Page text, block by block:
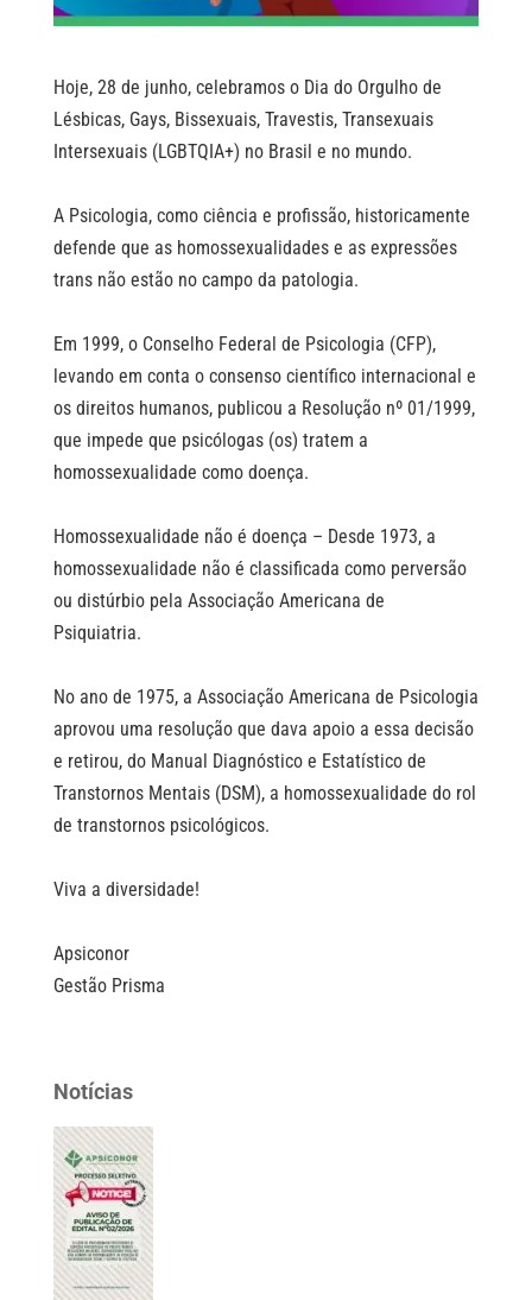
Hoje, 28 de junho, celebramos o Dia do Orgulho de
Lésbicas, Gays, Bissexuais, Travestis, Transexuais
Intersexuais (LGBTQIA+) no Brasil e no mundo.⠀
A Psicologia, como ciência e profissão, historicamente
defende que as homossexualidades e as expressões
trans não estão no campo da patologia.⠀
Em 1999, o Conselho Federal de Psicologia (CFP),
levando em conta o consenso científico internacional e
os direitos humanos, publicou a Resolução nº 01/1999,
que impede que psicólogas (os) tratem a
homossexualidade como doença.⠀
Homossexualidade não é doença – Desde 1973, a
homossexualidade não é classificada como perversão
ou distúrbio pela Associação Americana de
Psiquiatria.⠀
No ano de 1975, a Associação Americana de Psicologia
aprovou uma resolução que dava apoio a essa decisão
e retirou, do Manual Diagnóstico e Estatístico de
Transtornos Mentais (DSM), a homossexualidade do rol
de transtornos psicológicos.⠀
Viva a diversidade!⠀
Apsiconor⠀
Gestão Prisma
Notícias